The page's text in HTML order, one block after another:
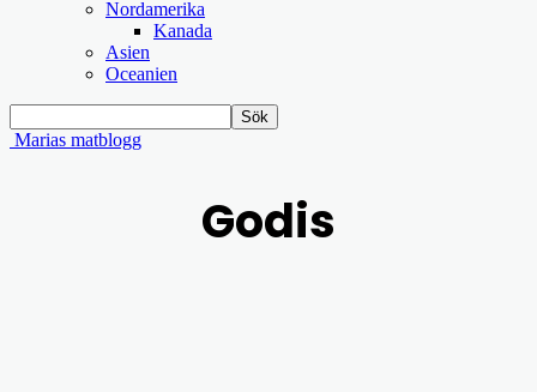
Nordamerika
Kanada
Asien
Oceanien
Marias matblogg
Godis